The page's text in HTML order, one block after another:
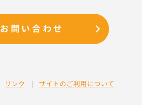
お問い合わせ
リンク サイトのご利用について